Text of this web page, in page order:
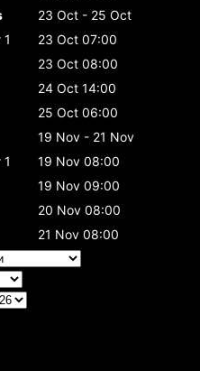
23 Oct - 25 Oct
23 Oct 07:00
23 Oct 08:00
24 Oct 14:00
25 Oct 06:00
19 Nov - 21 Nov
19 Nov 08:00
19 Nov 09:00
20 Nov 08:00
21 Nov 08:00